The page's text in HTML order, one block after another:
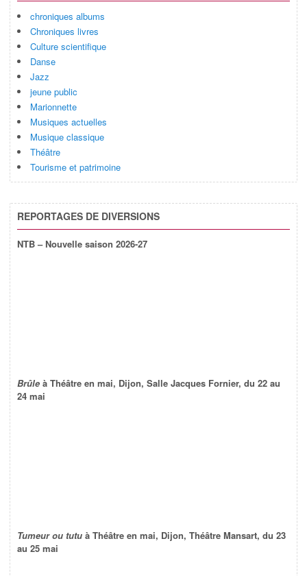
chroniques albums
Chroniques livres
Culture scientifique
Danse
Jazz
jeune public
Marionnette
Musiques actuelles
Musique classique
Théâtre
Tourisme et patrimoine
REPORTAGES DE DIVERSIONS
NTB – Nouvelle saison 2026-27
Brûle à Théâtre en mai, Dijon, Salle Jacques Fornier, du 22 au
24 mai
Tumeur ou tutu à Théâtre en mai, Dijon, Théâtre Mansart, du 23
au 25 mai